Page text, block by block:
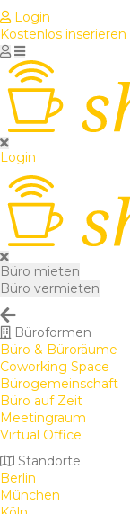
Login
Kostenlos inserieren
Login
Büro mieten
Büro vermieten
Büroformen
Büro & Büroräume
Coworking Space
Bürogemeinschaft
Büro auf Zeit
Meetingraum
Virtual Office
Standorte
Berlin
München